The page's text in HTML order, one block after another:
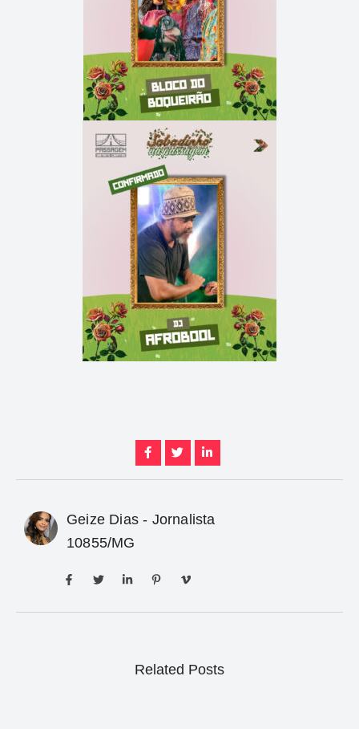
Geize Dias - Jornalista
10855/MG
Related Posts